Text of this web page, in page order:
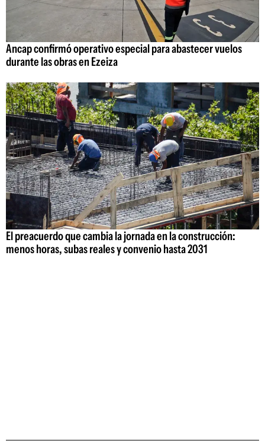
Ancap confirmó operativo especial para abastecer vuelos
durante las obras en Ezeiza
El preacuerdo que cambia la jornada en la construcción:
menos horas, subas reales y convenio hasta 2031